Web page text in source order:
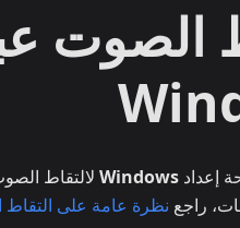
الصوت
إعداد Windows لالتقاط
راجع نظرة عامة على